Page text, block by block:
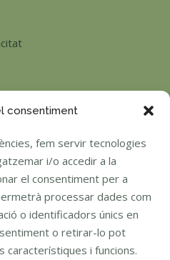
consentiment
fem servir tecnologies
i/o accedir a la
el consentiment per a
processar dades com
o identificadors únics en
o retirar-lo pot
i funcions.
contacte amb nosaltres.
i de 14:30 a 18:00.